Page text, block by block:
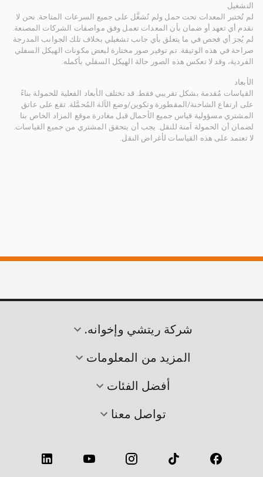
التشغيل
لم تُختبر المعدات تحت حمل ولم تُشغَّل على جميع السرعات المتاحة. نحن لا
نقدم أي تعهد أو ضمان بأن المعدات تعمل وفق مواصفات الشركات المصنعة.
لم يُجرَ أي فحص في ما يتعلق بأي جانب تشغيلي بخلاف تلك الجوانب المدرجة
صراحة في هذه الوثيقة. تم توفير صور مختارة لبعض مكونات الهيكل السفلي
الفردية، وقد لا تعكس هذه الصور حالة الهيكل السفلي بأكمله.
الأبعاد
القياسات مُقدمة بشكل تقريبي فقط. قد تختلف الأبعاد الفعلية للحمولة بناءً
على ارتفاع الشاحنة/المقطورة وتكوين/وضع الآلة المُحمَّلة. تقع على عاتق
المشتري مسؤولية قياس جميع الأحمال قبل مغادرة موقع المزاد الخاص بنا
لضمان أن الحمولة آمنة للنقل. يجب أن يتحقق المشتري من جميع القياسات.
لا تعتمد على هذه القياسات لأغراض النقل.
شركة ريتشي وإخوانه.
المزيد من المعلومات
أفضل الفئات
تواصل معنا